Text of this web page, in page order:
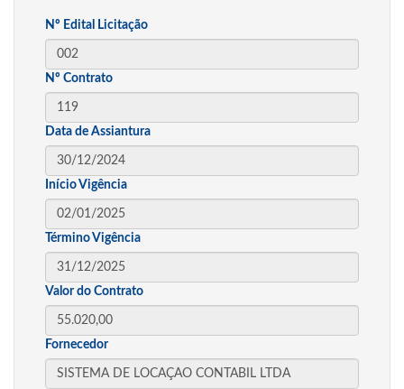
Nº Edital Licitação
Nº Contrato
Data de Assiantura
Início Vigência
Término Vigência
Valor do Contrato
Fornecedor